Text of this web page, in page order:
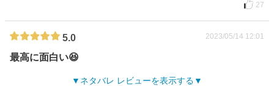
27
5.0 2023/05/14 12:01
最高に面白い😆
ネタバレ レビューを表示する